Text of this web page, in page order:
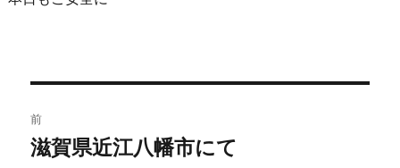
前
滋賀県近江八幡市にて